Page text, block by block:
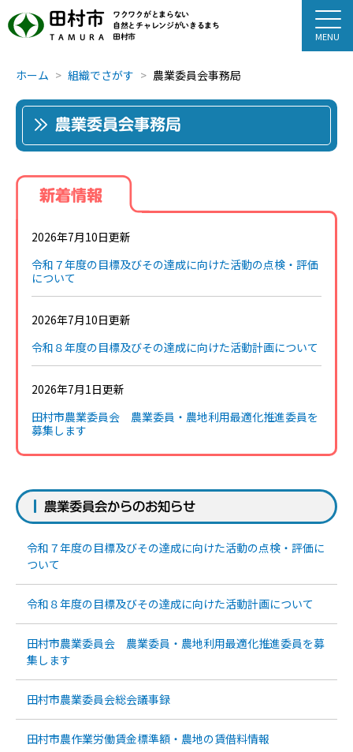
田村市
TAMURA
ワクワクがとまらない
自然とチャレンジがいきるまち
田村市
ホーム 組織でさがす 農業委員会事務局
農業委員会事務局
新着情報
2026年7月10日更新
令和７年度の目標及びその達成に向けた活動の点検・評価
について
2026年7月10日更新
令和８年度の目標及びその達成に向けた活動計画について
2026年7月1日更新
田村市農業委員会 農業委員・農地利用最適化推進委員を
募集します
農業委員会からのお知らせ
令和７年度の目標及びその達成に向けた活動の点検・評価に
ついて
令和８年度の目標及びその達成に向けた活動計画について
田村市農業委員会 農業委員・農地利用最適化推進委員を募
集します
田村市農業委員会総会議事録
田村市農作業労働賃金標準額・農地の賃借料情報